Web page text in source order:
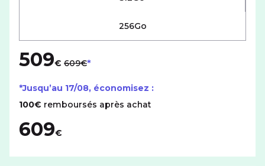
256Go
509€ 609€
*Jusqu’au 17/08, économisez :
100€ remboursés après achat
609€